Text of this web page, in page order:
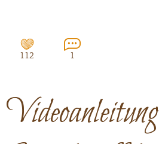
112 1
Videoanleitung